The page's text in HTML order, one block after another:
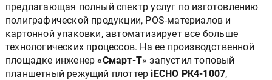
предлагающая полный спектр услуг по изготовлению
полиграфической продукции, POS-материалов и
картонной упаковки, автоматизирует все больше
технологических процессов. На ее производственной
площадке инженер«Смарт-Т» запустил топовый
планшетный режущий плоттер iECHO РК4-1007,